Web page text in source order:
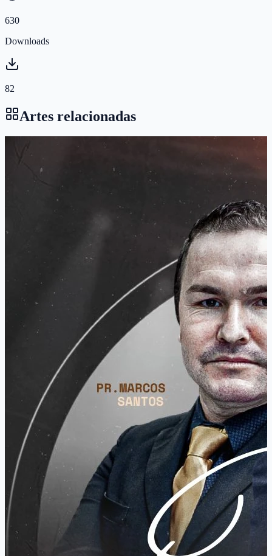
630
Downloads
82
Artes relacionadas